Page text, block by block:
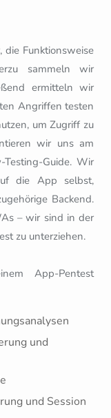
die Funktionsweise
sammeln wir
ermitteln wir
Angriffen testen
um Zugriff zu
wir uns am
Testing-Guide. Wir
die App selbst,
Backend.
– wir sind in der
zu unterziehen.
App-Pentest
und
und Session